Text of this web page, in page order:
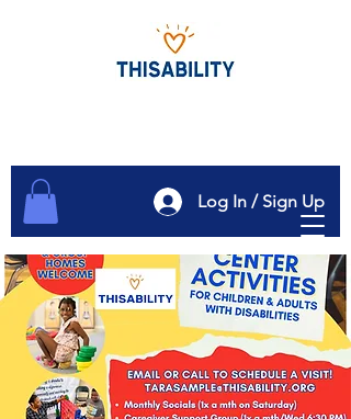
Log In / Sign Up